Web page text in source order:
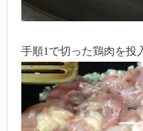
手順1で切った鶏肉を投